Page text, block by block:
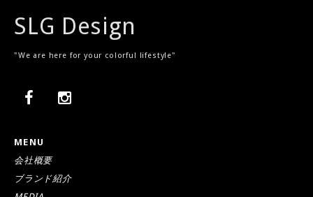
SLG Design
"We are here for your colorful lifestyle"
MENU
会社概要
ブランド紹介